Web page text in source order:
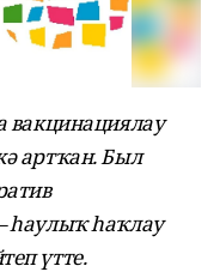
вакцинациялау
артҡан. Был
һаулыҡ һаҡлау
үтте.